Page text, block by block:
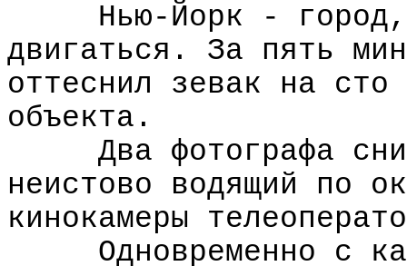
Нью-Йорк -
двигаться. За пять
оттеснил зевак на сто
объекта.
Два фотографа
неистово водящий по
кинокамеры
Одновременно с